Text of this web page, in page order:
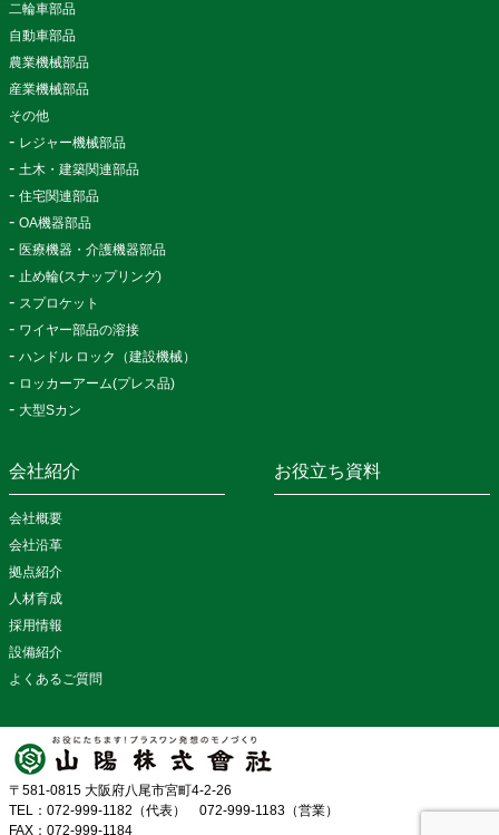
二輪車部品
自動車部品
農業機械部品
産業機械部品
その他
レジャー機械部品
土木・建築関連部品
住宅関連部品
OA機器部品
医療機器・介護機器部品
止め輪(スナップリング)
スプロケット
ワイヤー部品の溶接
ハンドル ロック（建設機械）
ロッカーアーム(プレス品)
大型Sカン
会社紹介
会社概要
会社沿革
拠点紹介
人材育成
採用情報
設備紹介
よくあるご質問
お役立ち資料
〒581-0815 大阪府八尾市宮町4-2-26
TEL：072-999-1182（代表） 072-999-1183（営業）
FAX：072-999-1184